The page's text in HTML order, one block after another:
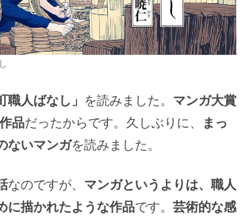
職人ばなし」 を読みました。 マンガ大賞
品だったからです。久しぶりに、
まっ
ないマンガを読みました。
なのですが、 マンガというよりは、職人
に描かれたような作品です。 芸術的な感